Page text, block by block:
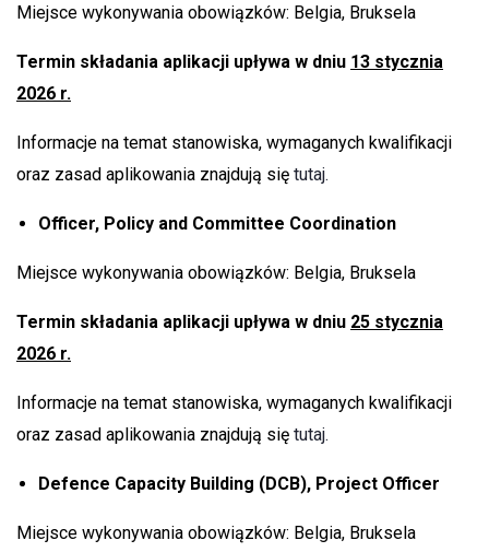
Miejsce wykonywania obowiązków: Belgia, Bruksela
Termin składania aplikacji upływa w dniu 13 stycznia
2026 r.
Informacje na temat stanowiska, wymaganych kwalifikacji
oraz zasad aplikowania znajdują się tutaj.
Officer, Policy and Committee Coordination
Miejsce wykonywania obowiązków: Belgia, Bruksela
Termin składania aplikacji upływa w dniu 25 stycznia
2026 r.
Informacje na temat stanowiska, wymaganych kwalifikacji
oraz zasad aplikowania znajdują się tutaj.
Defence Capacity Building (DCB), Project Officer
Miejsce wykonywania obowiązków: Belgia, Bruksela